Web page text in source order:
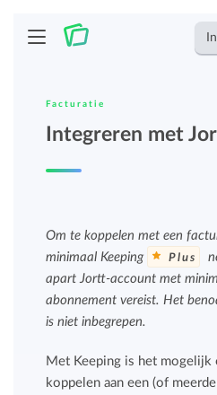
Facturatie
Integreren met
Om te koppelen met een
minimaal Keeping
Plus
apart Jortt-account met
abonnement vereist. Het
is niet inbegrepen.
Met Keeping is het mogelijk
koppelen aan een (of